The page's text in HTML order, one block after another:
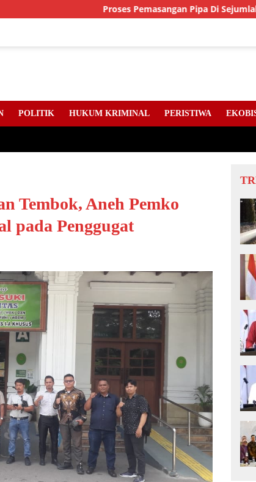
Proses Pemasangan Pipa Di Sejumlah Titik Jalan
POLITIK HUKUM KRIMINAL PERISTIWA
Tembok, Aneh Pemko
pada Penggugat